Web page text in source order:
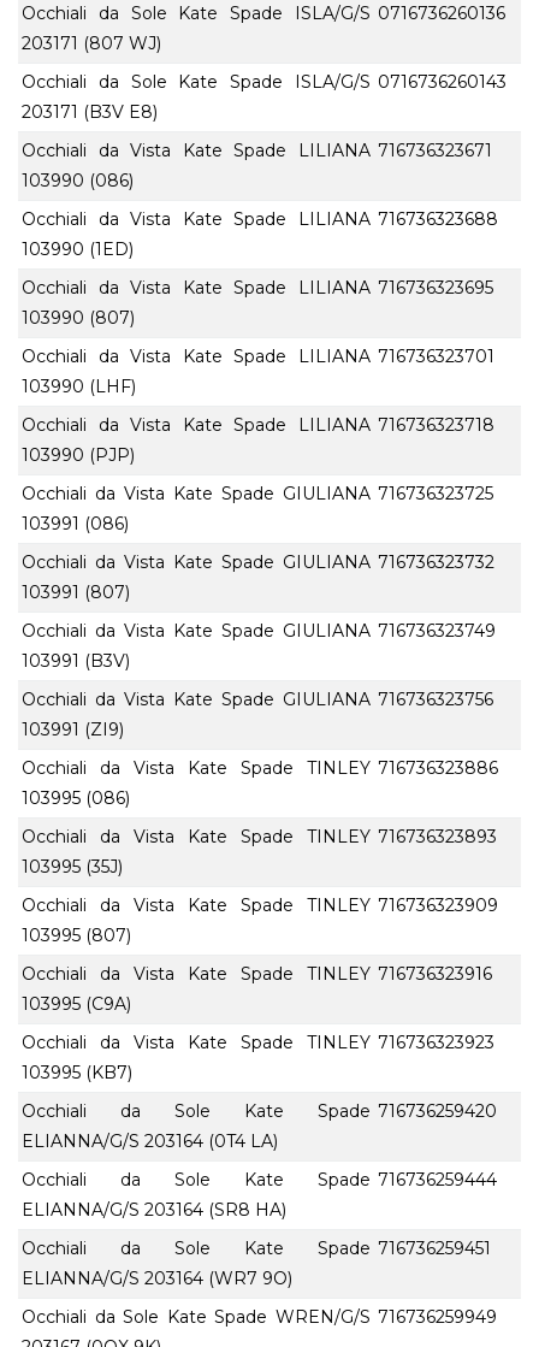
Occhiali da Sole Kate Spade ISLA/G/S
203171 (807 WJ)
0716736260136
Occhiali da Sole Kate Spade ISLA/G/S
203171 (B3V E8)
0716736260143
Occhiali da Vista Kate Spade LILIANA
103990 (086)
716736323671
Occhiali da Vista Kate Spade LILIANA
103990 (1ED)
716736323688
Occhiali da Vista Kate Spade LILIANA
103990 (807)
716736323695
Occhiali da Vista Kate Spade LILIANA
103990 (LHF)
716736323701
Occhiali da Vista Kate Spade LILIANA
103990 (PJP)
716736323718
Occhiali da Vista Kate Spade GIULIANA
103991 (086)
716736323725
Occhiali da Vista Kate Spade GIULIANA
103991 (807)
716736323732
Occhiali da Vista Kate Spade GIULIANA
103991 (B3V)
716736323749
Occhiali da Vista Kate Spade GIULIANA
103991 (ZI9)
716736323756
Occhiali da Vista Kate Spade TINLEY
103995 (086)
716736323886
Occhiali da Vista Kate Spade TINLEY
103995 (35J)
716736323893
Occhiali da Vista Kate Spade TINLEY
103995 (807)
716736323909
Occhiali da Vista Kate Spade TINLEY
103995 (C9A)
716736323916
Occhiali da Vista Kate Spade TINLEY
103995 (KB7)
716736323923
Occhiali da Sole Kate Spade
ELIANNA/G/S 203164 (0T4 LA)
716736259420
Occhiali da Sole Kate Spade
ELIANNA/G/S 203164 (SR8 HA)
716736259444
Occhiali da Sole Kate Spade
ELIANNA/G/S 203164 (WR7 9O)
716736259451
Occhiali da Sole Kate Spade WREN/G/S 716736259949